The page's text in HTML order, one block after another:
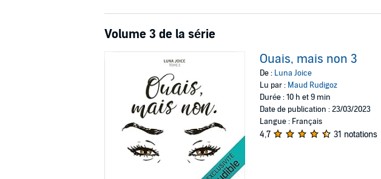
Volume 3 de la série
Ouais, mais non 3
De : Luna Joice
Lu par : Maud Rudigoz
Durée : 10 h et 9 min
Date de publication : 23/03/2023
Langue : Français
4,7 31 notations